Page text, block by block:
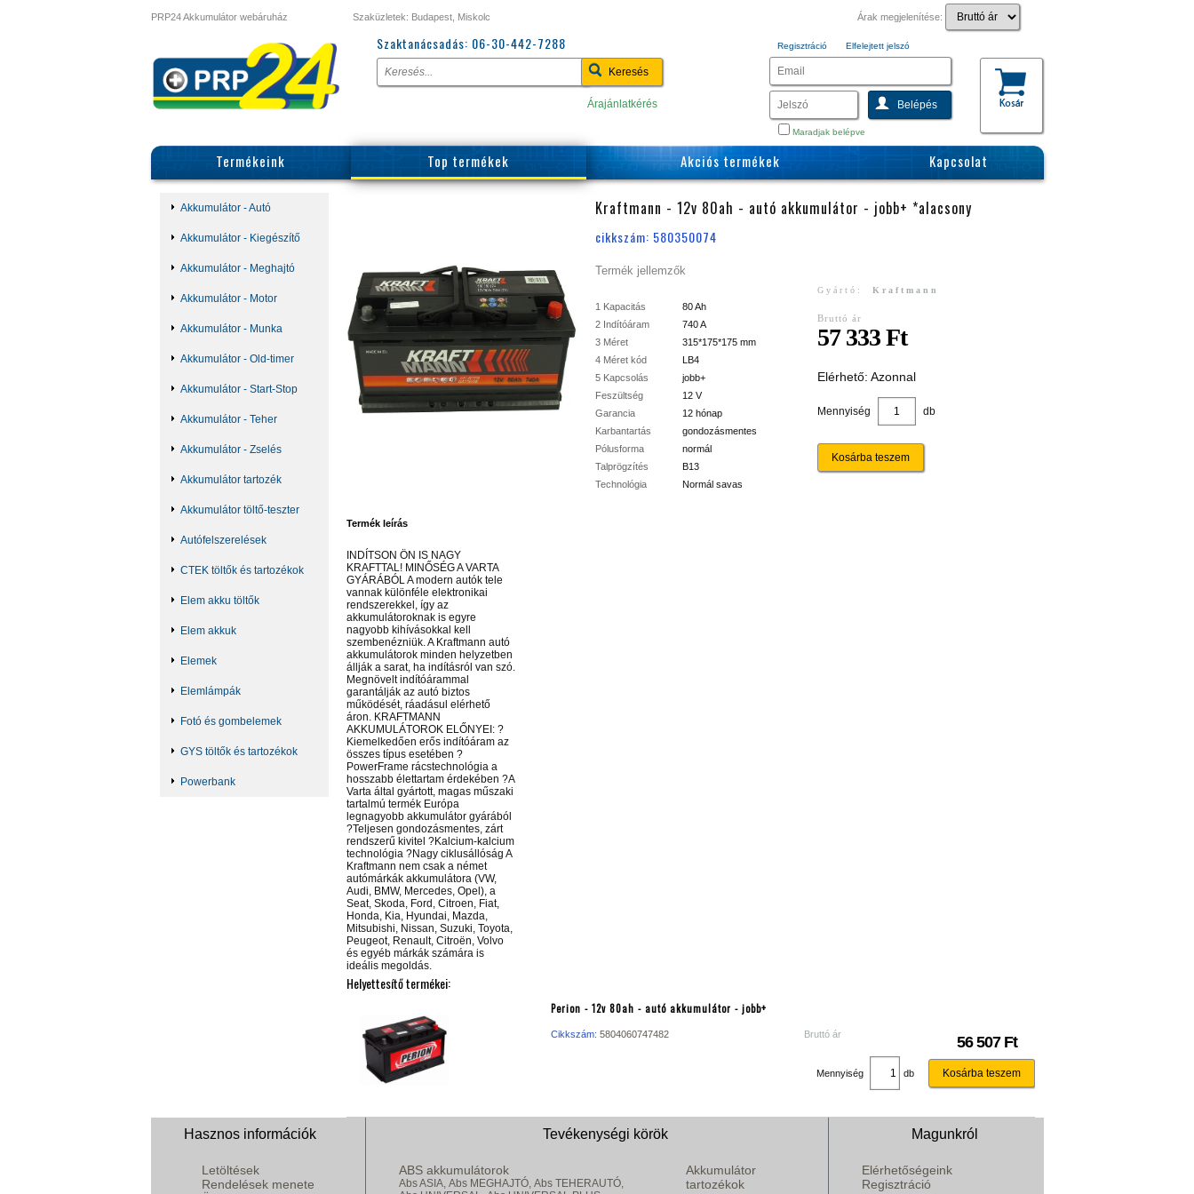
PRP24 Akkumulátor webáruház Szaküzletek: Budapest, Miskolc Árak megjelenítése:
Szaktanácsadás: 06-30-442-7288
Árajánlatkérés
Regisztráció Elfelejtett jelszó
Maradjak belépve
Termékeink Top termékek Akciós termékek Kapcsolat
Akkumulátor - Autó
Akkumulátor - Kiegészítő
Akkumulátor - Meghajtó
Akkumulátor - Motor
Akkumulátor - Munka
Akkumulátor - Old-timer
Akkumulátor - Start-Stop
Akkumulátor - Teher
Akkumulátor - Zselés
Akkumulátor tartozék
Akkumulátor töltő-teszter
Autófelszerelések
CTEK töltők és tartozékok
Elem akku töltők
Elem akkuk
Elemek
Elemlámpák
Fotó és gombelemek
GYS töltők és tartozékok
Powerbank
Kraftmann - 12v 80ah - autó akkumulátor - jobb+ *alacsony
cikkszám: 580350074
Termék jellemzők
1 Kapacitás
80 Ah
2 Indítóáram
740 A
3 Méret
315*175*175 mm
4 Méret kód
LB4
5 Kapcsolás
jobb+
Feszültség
12 V
Garancia
12 hónap
Karbantartás
gondozásmentes
Pólusforma
normál
Talprögzítés
B13
Technológia
Normál savas
Gyártó: Kraftmann
Bruttó ár
57 333 Ft
Elérhető: Azonnal
Mennyiség db
Termék leírás
INDÍTSON ÖN IS NAGY
KRAFTTAL! MINŐSÉG A VARTA
GYÁRÁBÓL A modern autók tele
vannak különféle elektronikai
rendszerekkel, így az
akkumulátoroknak is egyre
nagyobb kihívásokkal kell
szembenézniük. A Kraftmann autó
akkumulátorok minden helyzetben
állják a sarat, ha indításról van szó.
Megnövelt indítóárammal
garantálják az autó biztos
működését, ráadásul elérhető
áron. KRAFTMANN
AKKUMULÁTOROK ELŐNYEI: ?
Kiemelkedően erős indítóáram az
összes típus esetében ?
PowerFrame rácstechnológia a
hosszabb élettartam érdekében ?A
Varta által gyártott, magas műszaki
tartalmú termék Európa
legnagyobb akkumulátor gyárából
?Teljesen gondozásmentes, zárt
rendszerű kivitel ?Kalcium-kalcium
technológia ?Nagy ciklusállóság A
Kraftmann nem csak a német
autómárkák akkumulátora (VW,
Audi, BMW, Mercedes, Opel), a
Seat, Skoda, Ford, Citroen, Fiat,
Honda, Kia, Hyundai, Mazda,
Mitsubishi, Nissan, Suzuki, Toyota,
Peugeot, Renault, Citroën, Volvo
és egyéb márkák számára is
ideális megoldás.
Helyettesítő termékei:
Perion - 12v 80ah - autó akkumulátor - jobb+
Cikkszám: 5804060747482 Bruttó ár 56 507 Ft
Mennyiség db
Hasznos információk Tevékenységi körök Magunkról
Letöltések
Rendelések menete
ABS akkumulátorok
Abs ASIA, Abs MEGHAJTÓ, Abs TEHERAUTÓ,
Akkumulátor
tartozékok
Elérhetőségeink
Regisztráció